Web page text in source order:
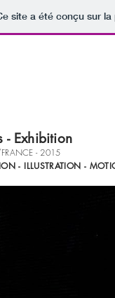
site a été conçu sur
- Exhibition
- 2015
- ILLUSTRATION -